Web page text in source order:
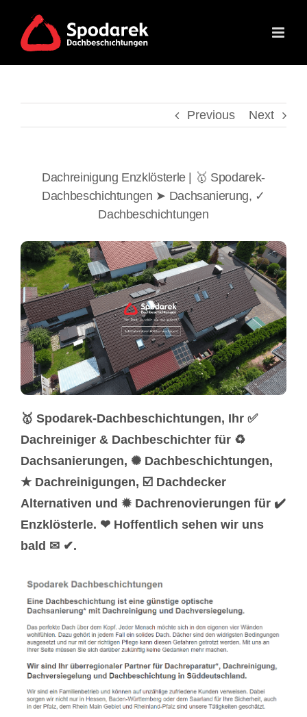
content
Previous Next
Dachreinigung Enzklösterle | 🥇 Spodarek-
Dachbeschichtungen ➤ Dachsanierung, ✓
Dachbeschichtungen
🥇 Spodarek-Dachbeschichtungen, Ihr ✅
Dachreiniger & Dachbeschichter für ♻
Dachsanierungen, ✺ Dachbeschichtungen,
★ Dachreinigungen, ☑️ Dachdecker
Alternativen und ✹ Dachrenovierungen für ✔️
Enzklösterle. ❤ Hoffentlich sehen wir uns
bald ✉ ✔.